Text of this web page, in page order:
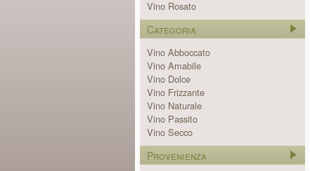
Vino Rosato
Categoria
Vino Abboccato
Vino Amabile
Vino Dolce
Vino Frizzante
Vino Naturale
Vino Passito
Vino Secco
Provenienza